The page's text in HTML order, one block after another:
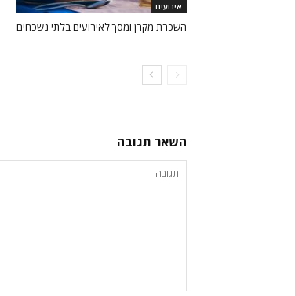
אירועים
השכרת מקרן ומסך לאירועים בלתי נשכחים
השאר תגובה